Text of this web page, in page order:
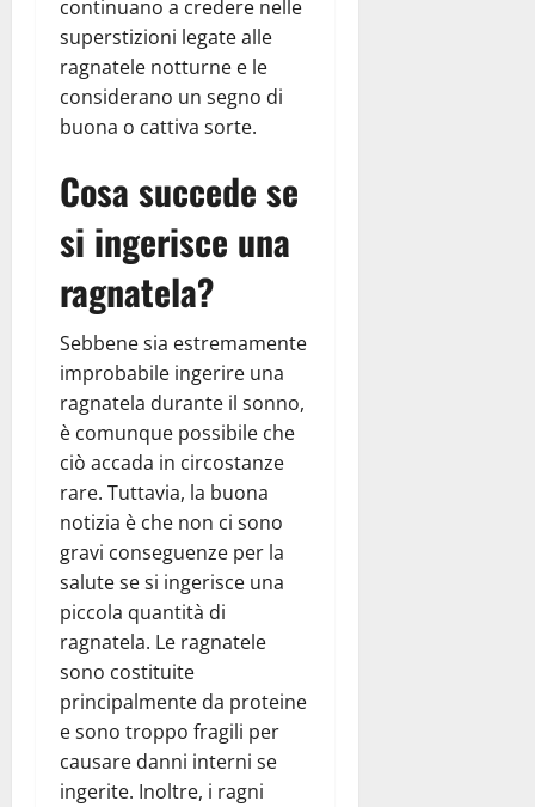
continuano a credere nelle
superstizioni legate alle
ragnatele notturne e le
considerano un segno di
buona o cattiva sorte.
Cosa succede se
si ingerisce una
ragnatela?
Sebbene sia estremamente
improbabile ingerire una
ragnatela durante il sonno,
è comunque possibile che
ciò accada in circostanze
rare. Tuttavia, la buona
notizia è che non ci sono
gravi conseguenze per la
salute se si ingerisce una
piccola quantità di
ragnatela. Le ragnatele
sono costituite
principalmente da proteine
e sono troppo fragili per
causare danni interni se
ingerite. Inoltre, i ragni